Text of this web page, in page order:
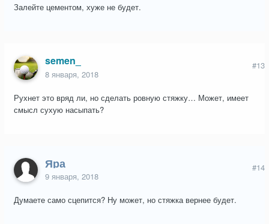
Залейте цементом, хуже не будет.
semen_
8 января, 2018
#13
Рухнет это вряд ли, но сделать ровную стяжку… Может, имеет
смысл сухую насыпать?
Яра
9 января, 2018
#14
Думаете само сцепится? Ну может, но стяжка вернее будет.